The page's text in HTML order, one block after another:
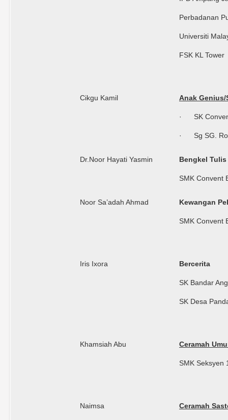
Perbadanan
Universiti
FSK KL Tower
Cikgu Kamil Anak
· SK
· Sg SG.
Dr.Noor Hayati Yasmin Bengkel
SMK Convent
Noor Sa’adah Ahmad Kewangan
SMK Convent
Iris Ixora Bercerita
SK Bandar
SK Desa
Khamsiah Abu Ceramah
SMK Seksyen
Naimsa Ceramah